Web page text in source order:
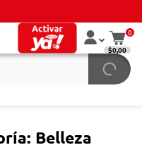
0
$0,00
Belleza